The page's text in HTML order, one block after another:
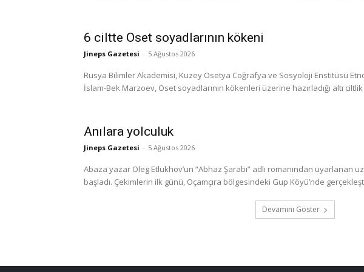
6 ciltte Oset soyadlarının kökeni
Jineps Gazetesi - 5 Ağustos 2026
Rusya Bilimler Akademisi, Kuzey Osetya Coğrafya ve Sosyoloji Enstitüsü
İslam-Bek Marzoev, Oset soyadlarının kökenleri üzerine hazırladığı altı ciltlik
Anılara yolculuk
Jineps Gazetesi - 5 Ağustos 2026
Abaza yazar Oleg Etlukhov’un “Abhaz Şarabı” adlı romanından uyarlanan
başladı. Çekimlerin ilk günü, Oçamçıra bölgesindeki Gup Köyü’nde
Devamını Göster